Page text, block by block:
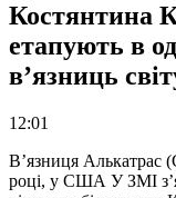
Костянтина
етапують в
в’язниць
12:01
В’язниця Алькатрас
році, у США У ЗМІ